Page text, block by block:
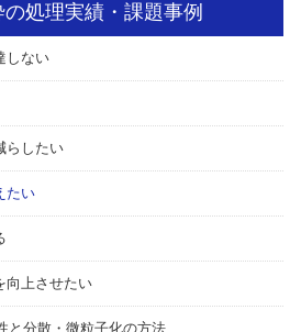
処理実績・課題事例
しない
らしたい
たい
向上させたい